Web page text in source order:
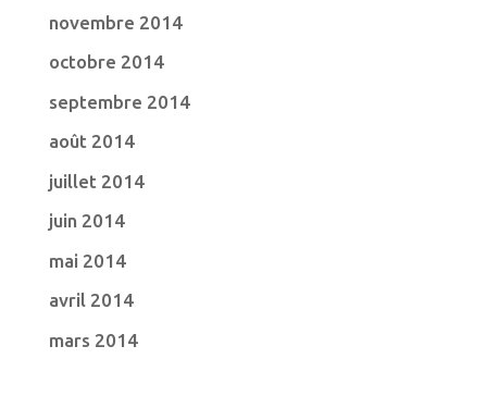
novembre 2014
octobre 2014
septembre 2014
août 2014
juillet 2014
juin 2014
mai 2014
avril 2014
mars 2014